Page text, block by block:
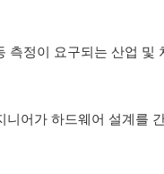
정이 요구되는 산업 및
어가 하드웨어 설계를